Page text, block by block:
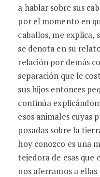
a hablar sobre sus
por el momento en
caballos, me explica,
se denota en su
relación por demás
separación que le
sus hijos entonces
continúa
esos animales cuyas
posadas sobre la
hoy conozco es una
tejedora de esas que
nos aferramos a